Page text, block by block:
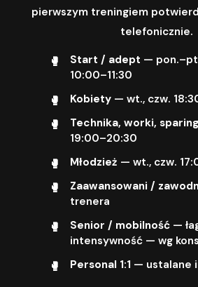
pierwszym treningiem
telefonicznie.
Start / adept —
10:00–11:30
Kobiety— wt., czw.
Technika, worki, sparing
19:00–20:30
Młodzież — wt., czw.
Zaawansowani /
trenera
Senior / mobilność—
intensywność — wg
Personal 1:1 — ustalane